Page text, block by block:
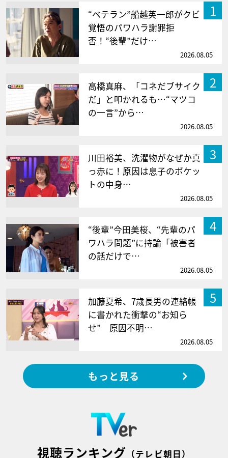
1
“ベテラン”船越英一郎がクビ
覚悟のパワハラ謝罪拒
否！“後輩”だけ…
2026.08.05
2
高橋真麻、「コネだブサイク
だ」と叩かれるも…“マツコ
の一言”から…
2026.08.05
3
川田裕美、洗濯物がなぜか真
っ赤に！原因は息子のポケッ
トの中身…
2026.08.05
4
“後輩”今田美桜、“先輩のパ
ワハラ問題”に持論「被害者
の話だけで…
2026.08.05
5
加藤夏希、7歳長男の連絡帳
に書かれた衝撃の“お知ら
せ” 原因不明…
2026.08.05
もっと見る
視聴ランキング （テレビ朝日）